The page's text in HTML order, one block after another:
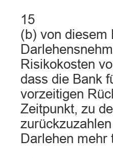
15
(b) von diesem
Risikokosten
dass die Bank
vorzeitigen
Zeitpunkt, zu
Darlehen mehr